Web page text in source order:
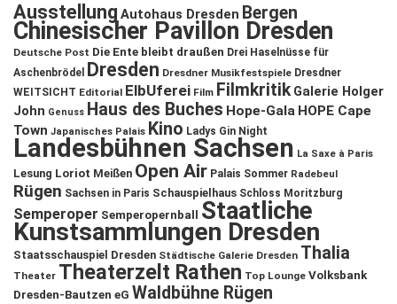
Ausstellung Autohaus Dresden Bergen
Chinesischer Pavillon Dresden
Deutsche Post Die Ente bleibt draußen Drei Haselnüsse für
Aschenbrödel
Dresden Dresdner Musikfestspiele Dresdner
WEITSICHT Editorial ElbUferei Film Filmkritik Galerie Holger
John Genuss Haus des Buches Hope-Gala HOPE Cape
Town Japanisches Palais Kino Ladys Gin Night
Landesbühnen Sachsen La Saxe à Paris
Lesung Loriot Meißen Open Air Palais Sommer Radebeul
Rügen Sachsen in Paris Schauspielhaus Schloss Moritzburg
Semperoper Semperopernball Staatliche
Kunstsammlungen Dresden
Staatsschauspiel Dresden Städtische Galerie Dresden Thalia
Theater Theaterzelt Rathen Top Lounge Volksbank
Dresden-Bautzen eG Waldbühne Rügen